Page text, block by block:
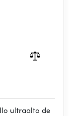
ultraalto de